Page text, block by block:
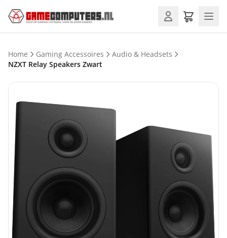
Home Gaming Accessoires
Audio & Headsets
NZXT Relay Speakers Zwart